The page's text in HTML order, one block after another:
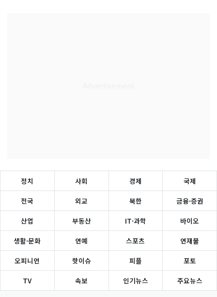
정치 사회 경제 국제
전국 외교 북한 금융·증권
산업 부동산 IT·과학 바이오
생활·문화 연예 스포츠 연재물
오피니언 핫이슈 피플 포토
TV 속보 인기뉴스 주요뉴스